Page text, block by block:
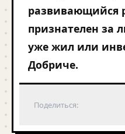
развивающийся
признателен за
уже жил или
Добриче.
Поделиться: